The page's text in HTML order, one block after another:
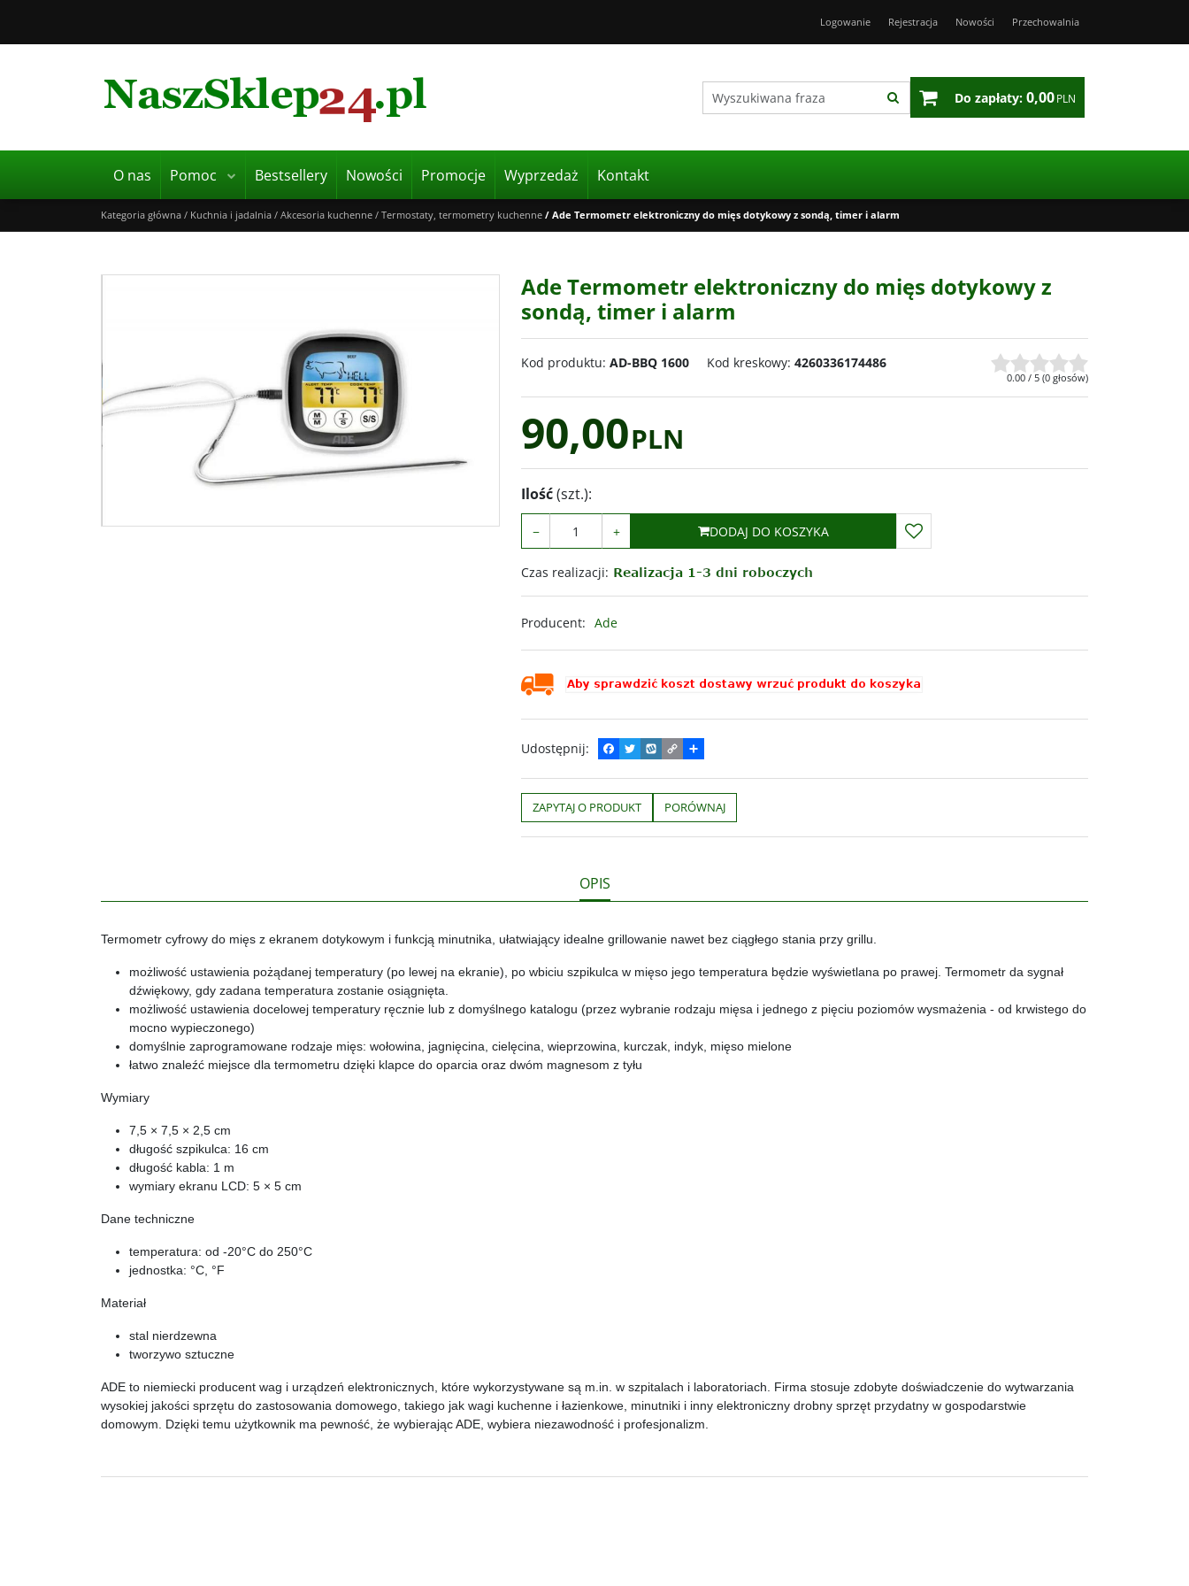
Logowanie Rejestracja Nowości Przechowalnia
Do zapłaty: 0,00PLN
O nas Pomoc Bestsellery Nowości Promocje Wyprzedaż Kontakt
Kategoria główna / Kuchnia i jadalnia / Akcesoria kuchenne / Termostaty, termometry kuchenne / Ade Termometr elektroniczny do mięs dotykowy z sondą, timer i alarm
Ade Termometr elektroniczny do mięs dotykowy z
sondą, timer i alarm
Kod produktu: AD-BBQ 1600 Kod kreskowy: 4260336174486
0.00 / 5 (0 głosów)
90,00PLN
Ilość(szt.):
− + DODAJ DO KOSZYKA
Czas realizacji:
Producent: Ade
Udostępnij:
F
a
c
e
b
o
o
T
w
i
t
t
e
r
W
y
k
o
C
o
p
y
L
i
n
P
o
d
z
i
e
l
ZAPYTAJ O PRODUKT PORÓWNAJ
OPIS
Termometr cyfrowy do mięs z ekranem dotykowym i funkcją minutnika, ułatwiający idealne grillowanie nawet bez ciągłego stania przy grillu.
możliwość ustawienia pożądanej temperatury (po lewej na ekranie), po wbiciu szpikulca w mięso jego temperatura będzie wyświetlana po prawej. Termometr da sygnał
dźwiękowy, gdy zadana temperatura zostanie osiągnięta.
możliwość ustawienia docelowej temperatury ręcznie lub z domyślnego katalogu (przez wybranie rodzaju mięsa i jednego z pięciu poziomów wysmażenia - od krwistego do
mocno wypieczonego)
domyślnie zaprogramowane rodzaje mięs: wołowina, jagnięcina, cielęcina, wieprzowina, kurczak, indyk, mięso mielone
łatwo znaleźć miejsce dla termometru dzięki klapce do oparcia oraz dwóm magnesom z tyłu
Wymiary
7,5 × 7,5 × 2,5 cm
długość szpikulca: 16 cm
długość kabla: 1 m
wymiary ekranu LCD: 5 × 5 cm
Dane techniczne
temperatura: od -20°C do 250°C
jednostka: °C, °F
Materiał
stal nierdzewna
tworzywo sztuczne
ADE to niemiecki producent wag i urządzeń elektronicznych, które wykorzystywane są m.in. w szpitalach i laboratoriach. Firma stosuje zdobyte doświadczenie do wytwarzania
wysokiej jakości sprzętu do zastosowania domowego, takiego jak wagi kuchenne i łazienkowe, minutniki i inny elektroniczny drobny sprzęt przydatny w gospodarstwie
domowym. Dzięki temu użytkownik ma pewność, że wybierającADE , wybiera niezawodność i profesjonalizm.